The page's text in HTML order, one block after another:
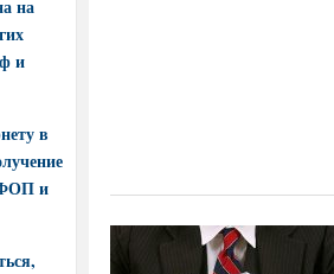
на
и
в
ФОП и